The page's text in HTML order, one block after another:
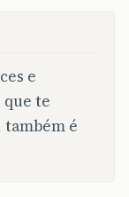
e
te
também é